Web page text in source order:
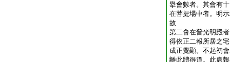
擧會數者。其會有
在菩提場中者。明
故
第二會在普光明殿
得依正二報所居之
成正覺顯。不起初
離此體得道。此處